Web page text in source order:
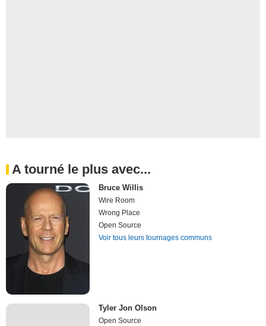
A tourné le plus avec...
Bruce Willis
Wire Room
Wrong Place
Open Source
Voir tous leurs tournages communs
Tyler Jon Olson
Open Source